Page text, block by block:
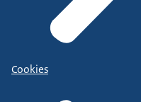
Cookies